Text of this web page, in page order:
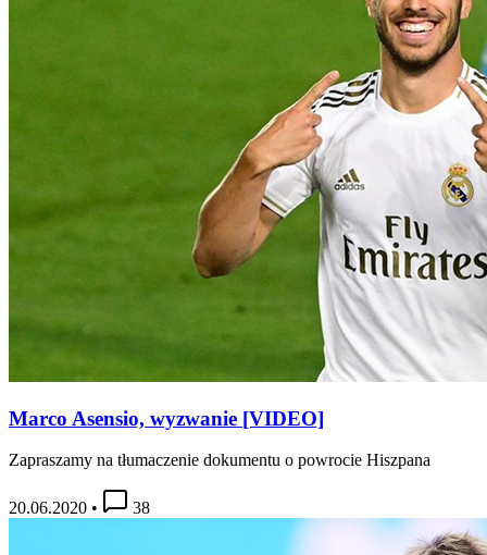
Marco Asensio, wyzwanie [VIDEO]
Zapraszamy na tłumaczenie dokumentu o powrocie Hiszpana
20.06.2020 • 38